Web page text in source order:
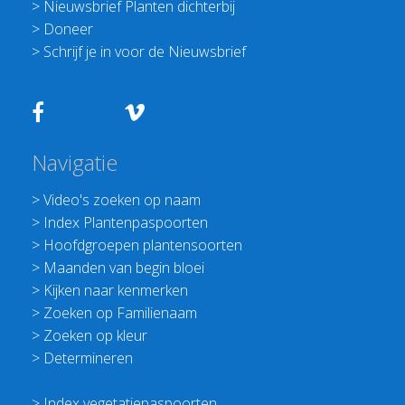
> Nieuwsbrief Planten dichterbij
> Doneer
> Schrijf je in voor de Nieuwsbrief
Navigatie
>Video's zoeken op naam
> Index Plantenpaspoorten
> Hoofdgroepen plantensoorten
> Maanden van begin bloei
> Kijken naar kenmerken
> Zoeken op Familienaam
> Zoeken op kleur
> Determineren